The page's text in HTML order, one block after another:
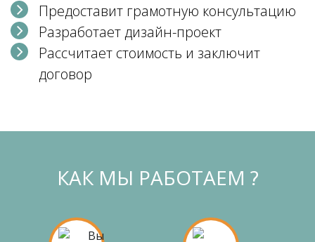
Предоставит грамотную консультацию
Разработает дизайн-проект
Рассчитает стоимость и заключит
договор
КАК МЫ РАБОТАЕМ ?